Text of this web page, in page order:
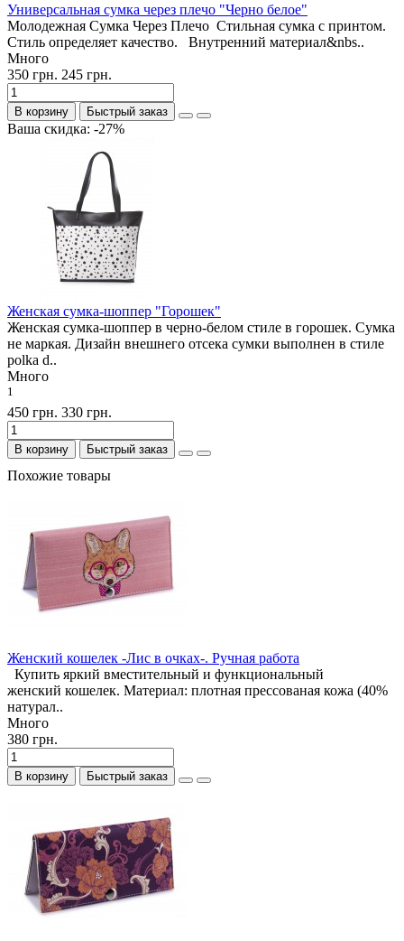
Универсальная сумка через плечо "Черно белое"
Молодежная Сумка Через Плечо Стильная сумка с принтом.
Стиль определяет качество. Внутренний материал&nbs..
Много
350 грн. 245 грн.
В корзину Быстрый заказ
Ваша скидка: -27%
Женская сумка-шоппер "Горошек"
Женская сумка-шоппер в черно-белом стиле в горошек. Сумка
не маркая. Дизайн внешнего отсека сумки выполнен в стиле
polka d..
Много
1
450 грн. 330 грн.
В корзину Быстрый заказ
Похожие товары
Женский кошелек -Лис в очках-. Ручная работа
Купить яркий вместительный и функциональный
женский кошелек. Материал: плотная прессованая кожа (40%
натурал..
Много
380 грн.
В корзину Быстрый заказ